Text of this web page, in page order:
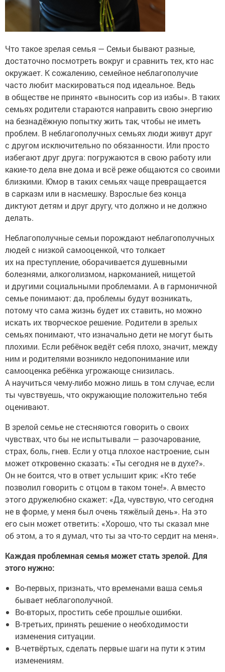
Что такое зрелая семья — Семьи бывают разные,
достаточно посмотреть вокруг и сравнить тех, кто нас
окружает. К сожалению, семейное неблагополучие
часто любит маскироваться под идеальное. Ведь
в обществе не принято «выносить сор из избы». В таких
семьях родители стараются направить свою энергию
на безнадёжную попытку жить так, чтобы не иметь
проблем. В неблагополучных семьях люди живут друг
с другом исключительно по обязанности. Или просто
избегают друг друга: погружаются в свою работу или
какие-то дела вне дома и всё реже общаются со своими
близкими. Юмор в таких семьях чаще превращается
в сарказм или в насмешку. Взрослые без конца
диктуют детям и друг другу, что должно и не должно
делать.
Неблагополучные семьи порождают неблагополучных
людей с низкой самооценкой, что толкает
их на преступление, оборачивается душевными
болезнями, алкоголизмом, наркоманией, нищетой
и другими социальными проблемами. А в гармоничной
семье понимают: да, проблемы будут возникать,
потому что сама жизнь будет их ставить, но можно
искать их творческое решение. Родители в зрелых
семьях понимают, что изначально дети не могут быть
плохими. Если ребёнок ведёт себя плохо, значит, между
ним и родителями возникло недопонимание или
самооценка ребёнка угрожающе снизилась.
А научиться чему-либо можно лишь в том случае, если
ты чувствуешь, что окружающие положительно тебя
оценивают.
В зрелой семье не стесняются говорить о своих
чувствах, что бы не испытывали — разочарование,
страх, боль, гнев. Если у отца плохое настроение, сын
может откровенно сказать: «Ты сегодня не в духе?».
Он не боится, что в ответ услышит крик: «Кто тебе
позволил говорить с отцом в таком тоне!». А вместо
этого дружелюбно скажет: «Да, чувствую, что сегодня
не в форме, у меня был очень тяжёлый день». На это
его сын может ответить: «Хорошо, что ты сказал мне
об этом, а то я думал, что ты за что-то сердит на меня».
Каждая проблемная семья может стать зрелой. Для
этого нужно:
Во-первых, признать, что временами ваша семья
бывает неблагополучной.
Во-вторых, простить себе прошлые ошибки.
В-третьих, принять решение о необходимости
изменения ситуации.
В-четвёртых, сделать первые шаги на пути к этим
изменениям.